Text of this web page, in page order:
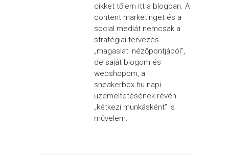
cikket tőlem itt a blogban. A
content marketinget és a
social mediát nemcsak a
stratégiai tervezés
„magaslati nézőpontjából”,
de saját blogom és
webshopom, a
sneakerbox.hu napi
üzemeltetésének révén
„kétkezi munkásként” is
művelem.